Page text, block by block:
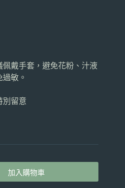
佩戴手套，避免花粉、汁液
敏。
別留意
加入購物車